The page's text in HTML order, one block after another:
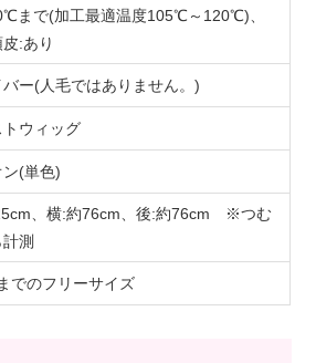
まで(加工最適温度105℃～120℃)、
:あり
バー(人毛ではありません。)
トウィッグ
ン(単色)
、横:約76cm、後:約76cm ※つむ
測
でのフリーサイズ